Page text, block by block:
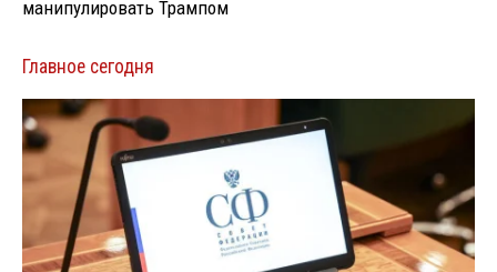
манипулировать Трампом
Главное сегодня